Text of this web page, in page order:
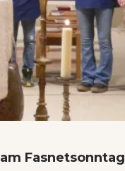
Fasnetsonntag